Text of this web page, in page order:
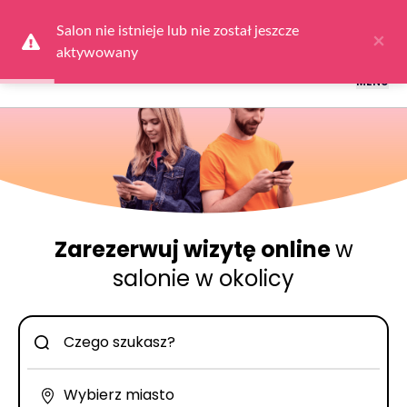
wybierzZaloguj się
MENU
Zarezerwuj wizytę onlinew
salonie w okolicy
Salon nie istnieje lub nie został jeszcze
aktywowany
×